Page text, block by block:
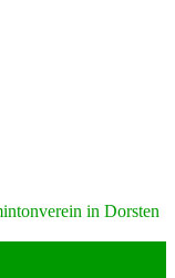
in Dorsten